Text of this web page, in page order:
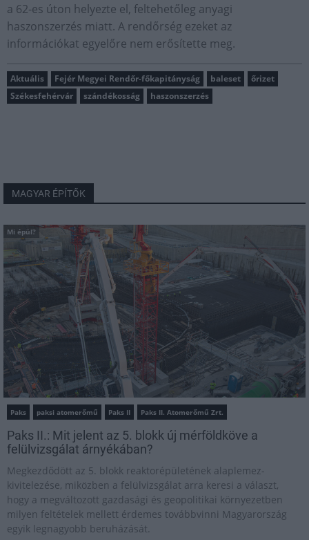
a 62-es úton helyezte el, feltehetőleg anyagi
haszonszerzés miatt. A rendőrség ezeket az
információkat egyelőre nem erősítette meg.
Aktuális Fejér Megyei Rendőr-főkapitányság baleset
őrizet
Székesfehérvár
szándékosság haszonszerzés
MAGYAR ÉPÍTŐK
Mi épül?
Paks paksi atomerőmű Paks II Paks II. Atomerőmű Zrt.
Paks II.: Mit jelent az 5. blokk új mérföldköve a
felülvizsgálat árnyékában?
Megkezdődött az 5. blokk reaktorépületének alaplemez-
kivitelezése, miközben a felülvizsgálat arra keresi a választ,
hogy a megváltozott gazdasági és geopolitikai környezetben
milyen feltételek mellett érdemes továbbvinni Magyarország
egyik legnagyobb beruházását.